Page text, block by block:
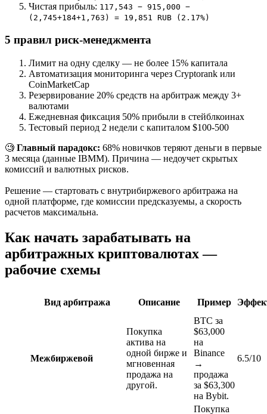
Чистая прибыль: 117,543 − 915,000 −
(2,745+184+1,763) = 19,851 RUB (2.17%)
5 правил риск-менеджмента
Лимит на одну сделку — не более 15% капитала
Автоматизация мониторинга через Cryptorank или
CoinMarketCap
Резервирование 20% средств на арбитраж между 3+
валютами
Ежедневная фиксация 50% прибыли в стейблкоинах
Тестовый период 2 недели с капиталом $100-500
🧐 Главный парадокс: 68% новичков теряют деньги в первые
3 месяца (данные IBMM). Причина — недоучет скрытых
комиссий и валютных рисков.
Решение — стартовать с внутрибиржевого арбитража на
одной платформе, где комиссии предсказуемы, а скорость
расчетов максимальна.
Как начать зарабатывать на
арбитражных криптовалютах —
рабочие схемы
Вид арбитража Описание Пример
Межбиржевой
Покупка
актива на
одной бирже и
мгновенная
продажа на
другой.
BTC за
$63,000
на
Binance
→
продажа
за $63,300
на Bybit.
6.5/10
Покупка